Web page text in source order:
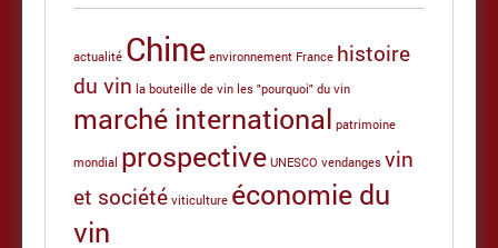
actualité Chine environnement France histoire
du vin la bouteille de vin les "pourquoi" du vin
marché international patrimoine
mondial prospective UNESCO vendanges vin
et société viticulture économie du
vin